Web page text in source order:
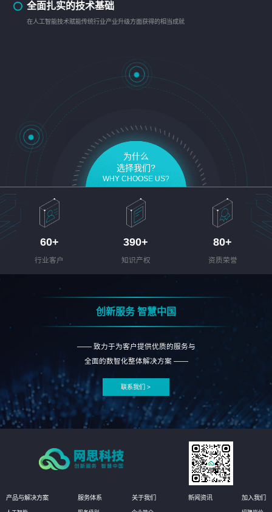
全面扎实的技术基础
在人工智能技术赋能传统行业产业升级方面获得的相当成就
为什么
选择我们?
WHY CHOOSE US?
60+
行业客户
390+
知识产权
80+
资质荣誉
创新服务 智慧中国
—— 致力于为客户提供优质的服务与
全面的数智化整体解决方案 ——
联系我们 >
产品与解决方案 服务体系 关于我们 新闻资讯 加入我们